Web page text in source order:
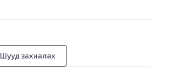
Шууд захиалах